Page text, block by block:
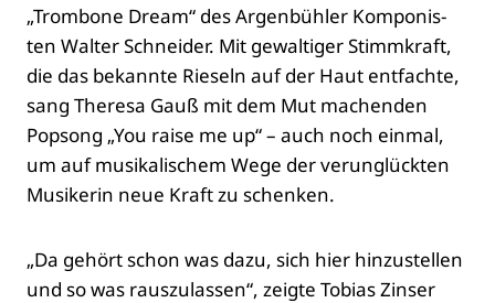
„Trom­bo­ne Dream“ des Argen­büh­ler Kom­po­nis­
ten Wal­ter Schnei­der. Mit gewal­ti­ger Stimm­kraft,
die das bekann­te Rie­seln auf der Haut ent­fach­te,
sang The­re­sa Gauß mit dem Mut machen­den
Pop­song „You rai­se me up“ – auch noch ein­mal,
um auf musi­ka­li­schem Wege der ver­un­glück­ten
Musi­ke­rin neue Kraft zu schen­ken.
„Da gehört schon was dazu, sich hier hin­zu­stel­len
und so was raus­zu­las­sen“, zeig­te Tobi­as Zins­er